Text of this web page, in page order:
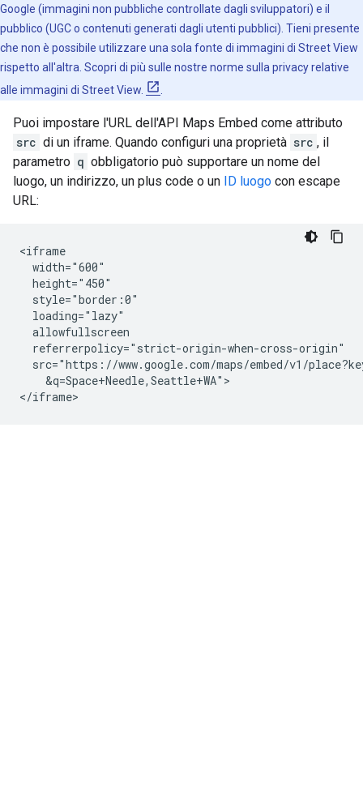
Google (immagini non pubbliche controllate dagli sviluppatori) e il
pubblico (UGC o contenuti generati dagli utenti pubblici). Tieni presente
che non è possibile utilizzare una sola fonte di immagini di Street View
rispetto all'altra. Scopri di più sulle nostre norme sulla privacy relative
alle immagini di Street View.
Puoi impostare l'URL dell'API Maps Embed come attributo
src di un iframe. Quando configuri una proprietà src , il
parametro q obbligatorio può supportare un nome del
luogo, un indirizzo, un plus code o un ID luogo con escape
URL:
<iframe
  width="600"
  height="450"
  style="border:0"
  loading="lazy"
  allowfullscreen
  referrerpolicy="strict-origin-when-cross-origin"
src="https://www.google.com/maps/embed/v1/
    &q=Space+Needle,Seattle+WA">
</iframe>